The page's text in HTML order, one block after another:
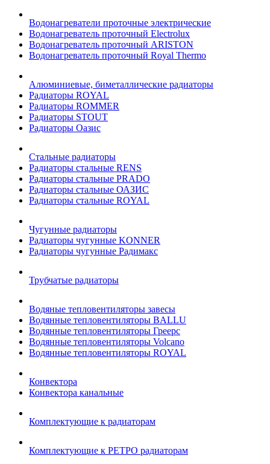
Водонагреватели проточные электрические
Водонагреватель проточный Electrolux
Водонагреватель проточный ARISTON
Водонагреватель проточный Royal Thermo
Алюминиевые, биметаллические радиаторы
Радиаторы ROYAL
Радиаторы ROMMER
Радиаторы STOUT
Радиаторы Оазис
Стальные радиаторы
Радиаторы стальные RENS
Радиаторы стальные PRADO
Радиаторы стальные ОАЗИС
Радиаторы стальные ROYAL
Чугунные радиаторы
Радиаторы чугунные KONNER
Радиаторы чугунные Радимакс
Трубчатые радиаторы
Водяные тепловентиляторы завесы
Водянные тепловентиляторы BALLU
Водянные тепловентиляторы Греерс
Водянные тепловентиляторы Volcano
Водянные тепловентиляторы ROYAL
Конвектора
Конвектора канальные
Комплектующие к радиаторам
Комплектующие к РЕТРО радиаторам